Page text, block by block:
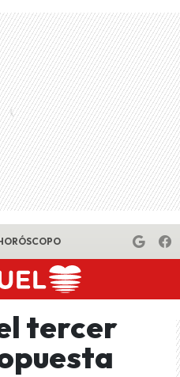
tercer